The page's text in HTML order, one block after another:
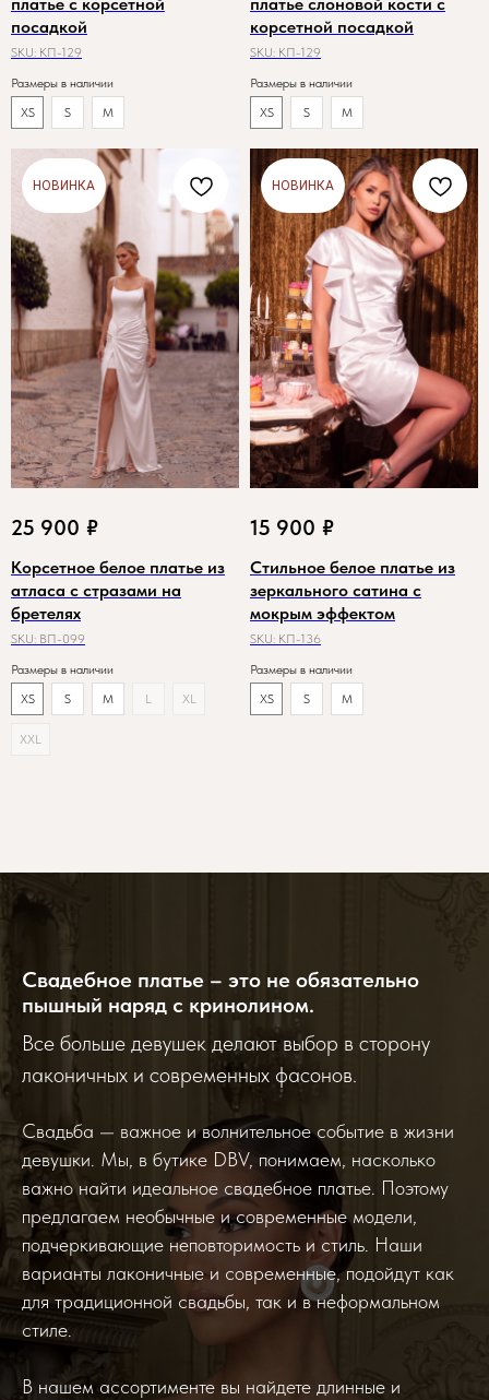
посадкой
SKU: КП-129
Размеры в наличии
XS
S M
корсетной посадкой
SKU: КП-129
Размеры в наличии
XS
S M
НОВИНКА
25 900 ₽
Корсетное белое платье из
атласа с стразами на
бретелях
SKU: ВП-099
Размеры в наличии
XS
S M L XL
XXL
НОВИНКА
15 900 ₽
Стильное белое платье из
зеркального сатина с
мокрым эффектом
SKU: КП-136
Размеры в наличии
XS
S M
Свадебное платье – это не обязательно
пышный наряд с кринолином.
Все больше девушек делают выбор в сторону
лаконичных и современных фасонов.
Свадьба — важное и волнительное событие в жизни
девушки. Мы, в бутике DBV, понимаем, насколько
важно найти идеальное свадебное платье. Поэтому
предлагаем необычные и современные модели,
подчеркивающие неповторимость и стиль. Наши
варианты лаконичные и современные, подойдут как
для традиционной свадьбы, так и в неформальном
стиле.
В нашем ассортименте вы найдете длинные и